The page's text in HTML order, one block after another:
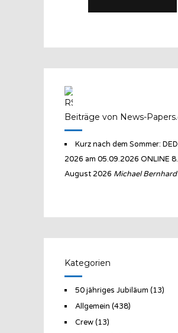
Beiträge von News-
Kurz nach dem Sommer:
2026 am 05.09.2026 ONLINE 8.
August 2026 Michael Bernhard
Kategorien
50 jähriges Jubiläum (13)
Allgemein (438)
Crew(13)